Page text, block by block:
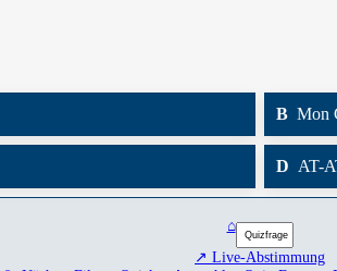
B Mon
D AT-
⌂
↗ Live-Abstimmung